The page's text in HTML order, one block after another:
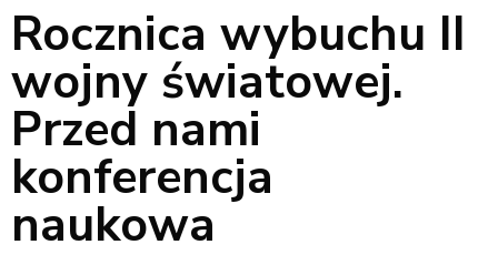
Rocznica wybuchu II
wojny światowej.
Przed nami
konferencja
naukowa